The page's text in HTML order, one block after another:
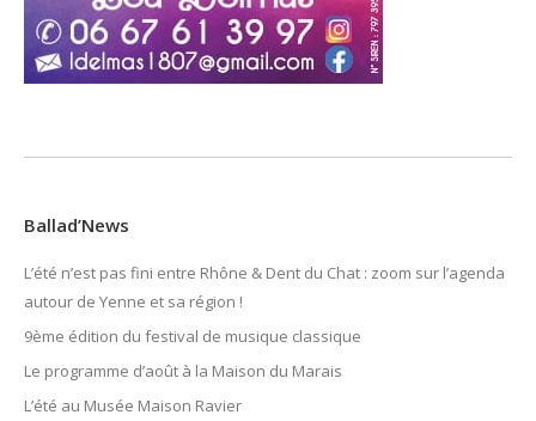
Ballad’News
L’été n’est pas fini entre Rhône & Dent du Chat : zoom sur l’agenda
autour de Yenne et sa région !
9ème édition du festival de musique classique
Le programme d’août à la Maison du Marais
L’été au Musée Maison Ravier